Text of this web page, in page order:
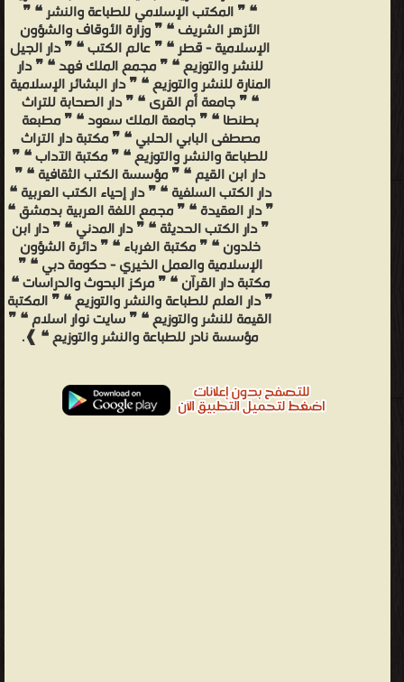
❝ ❞ المكتب الإسلامي للطباعة والنشر ❝ ❞
الأزهر الشريف ❝ ❞ وزارة الأوقاف والشؤون
الإسلامية - قطر ❝ ❞ عالم الكتب ❝ ❞ دار الجيل
للنشر والتوزيع ❝ ❞ مجمع الملك فهد ❝ ❞ دار
المنارة للنشر والتوزيع ❝ ❞ دار البشائر الإسلامية
❝ ❞ جامعة أم القرى ❝ ❞ دار الصحابة للتراث
بطنطا ❝ ❞ جامعة الملك سعود ❝ ❞ مطبعة
مصطفى البابي الحلبي ❝ ❞ مكتبة دار التراث
للطباعة والنشر والتوزيع ❝ ❞ مكتبة الآداب ❝ ❞
دار ابن القيم ❝ ❞ مؤسسة الكتب الثقافية ❝ ❞
دار الكتب السلفية ❝ ❞ دار إحياء الكتب العربية ❝
❞ دار العقيدة ❝ ❞ مجمع اللغة العربية بدمشق ❝
❞ دار الكتب الحديثة ❝ ❞ دار المدني ❝ ❞ دار ابن
خلدون ❝ ❞ مكتبة الغرباء ❝ ❞ دائرة الشؤون
الإسلامية والعمل الخيري - حكومة دبي ❝ ❞
مكتبة دار القرآن ❝ ❞ مركز البحوث والدراسات ❝
❞ دار العلم للطباعة والنشر والتوزيع ❝ ❞ المكتبة
القيمة للنشر والتوزيع ❝ ❞ سايت نوار اسلام ❝ ❞
مؤسسة نادر للطباعة والنشر والتوزيع ❝ ❱.